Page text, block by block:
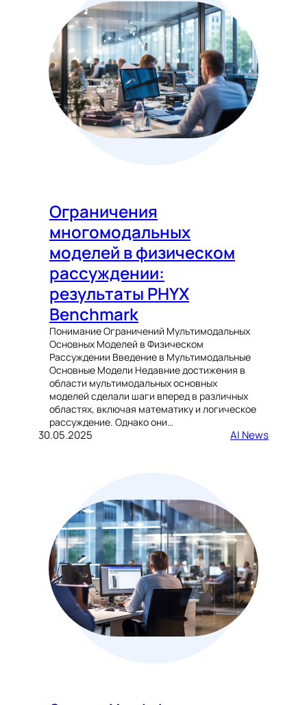
Ограничения
многомодальных
моделей в физическом
рассуждении:
результаты PHYX
Benchmark
Понимание Ограничений Мультимодальных
Основных Моделей в Физическом
Рассуждении Введение в Мультимодальные
Основные Модели Недавние достижения в
области мультимодальных основных
моделей сделали шаги вперед в различных
областях, включая математику и логическое
рассуждение. Однако они…
30.05.2025 AI News